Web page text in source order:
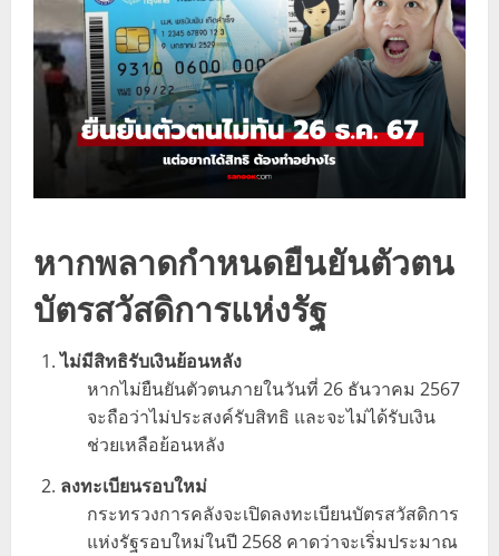
หากพลาดกำหนดยืนยันตัวตน
บัตรสวัสดิการแห่งรัฐ
ไม่มีสิทธิรับเงินย้อนหลัง
หากไม่ยืนยันตัวตนภายในวันที่ 26 ธันวาคม 2567
จะถือว่าไม่ประสงค์รับสิทธิ และจะไม่ได้รับเงิน
ช่วยเหลือย้อนหลัง
ลงทะเบียนรอบใหม่
กระทรวงการคลังจะเปิดลงทะเบียนบัตรสวัสดิการ
แห่งรัฐรอบใหม่ในปี 2568 คาดว่าจะเริ่มประมาณ